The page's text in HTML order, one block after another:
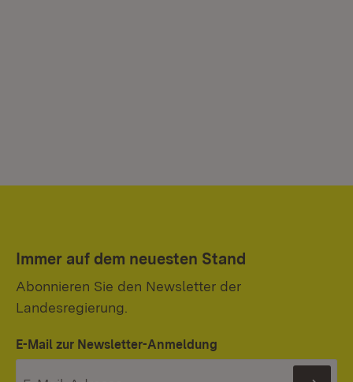
Immer auf dem neuesten Stand
Abonnieren Sie den Newsletter der
Landesregierung.
E-Mail zur Newsletter-Anmeldung